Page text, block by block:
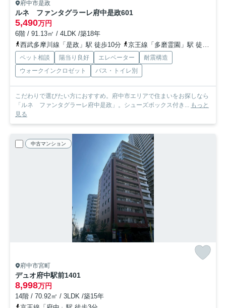
府中市是政
ルネ ファンタグラーレ府中是政601
5,490万円
6階 / 91.13㎡ / 4LDK /築18年
西武多摩川線「是政」駅 徒歩10分
京王線「多磨霊園」駅 徒歩18分
ペット相談 陽当り良好 エレベーター
耐震構造
ウォークインクロゼット
バス・トイレ別
こだわりで選びたい方におすすめ。府中市エリアで住まいをお探しなら
「ルネ ファンタグラーレ府中是政」。シューズボックス付き... もっと
見る
中古マンション
府中市宮町
デュオ府中駅前1401
8,998万円
14階 / 70.92㎡ / 3LDK /築15年